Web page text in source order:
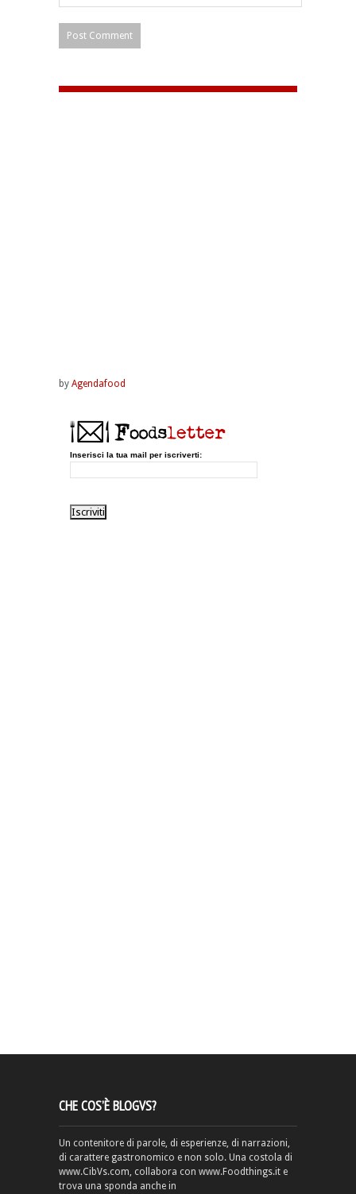
by Agendafood
Inserisci la tua mail per iscriverti:
CHE COS’È BLOGVS?
Un contenitore di parole, di esperienze, di narrazioni,
di carattere gastronomico e non solo. Una costola di
www.CibVs.com, collabora con www.Foodthings.it e
trova una sponda anche in